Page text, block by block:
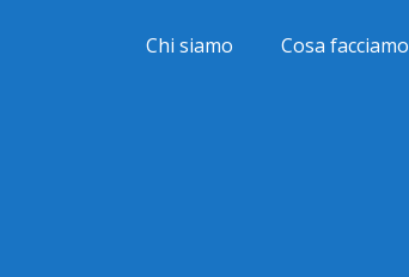
Chi siamo Cosa facciamo